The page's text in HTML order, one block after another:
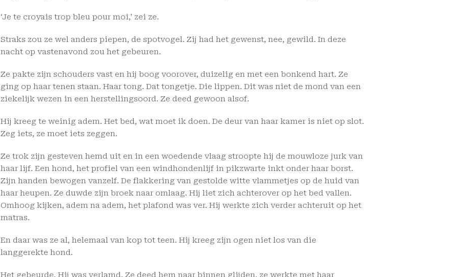
‘Je te croyais trop bleu pour moi,’ zei ze.
Straks zou ze wel anders piepen, de spotvogel. Zij had het gewenst, nee, gewild. In deze
nacht op vastenavond zou het gebeuren.
Ze pakte zijn schouders vast en hij boog voorover, duizelig en met een bonkend hart. Ze
ging op haar tenen staan. Haar tong. Dat tongetje. Die lippen. Dit was niet de mond van een
ziekelijk wezen in een herstellingsoord. Ze deed gewoon alsof.
Hij kreeg te weinig adem. Het bed, wat moet ik doen. De deur van haar kamer is niet op slot.
Zeg iets, ze moet iets zeggen.
Ze trok zijn gesteven hemd uit en in een woedende vlaag stroopte hij de mouwloze jurk van
haar lijf. Een hond, het profiel van een windhondenlijf in pikzwarte inkt onder haar borst.
Zijn handen bewogen vanzelf. De flakkering van gestolde witte vlammetjes op de huid van
haar heupen. Ze duwde zijn broek naar omlaag. Hij liet zich achterover op het bed vallen.
Omhoog kijken, adem na adem, het plafond was ver. Hij werkte zich verder achteruit op het
matras.
En daar was ze al, helemaal van kop tot teen. Hij kreeg zijn ogen niet los van die
langgerekte hond.
Het gebeurde. Hij was verlamd. Ze deed hem naar binnen glijden, ze werkte met haar